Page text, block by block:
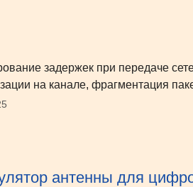
задержек при передаче
на канале, фрагментация
антенны для